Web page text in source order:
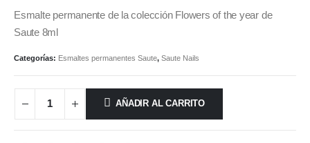
Esmalte permanente de la colección Flowers of the year de
Saute 8ml
Categorías: Esmaltes permanentes Saute, Saute Nails
AÑADIR AL CARRITO